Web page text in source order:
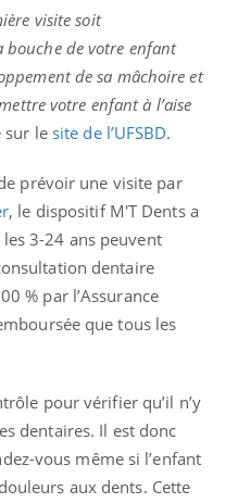
visite soit
bouche de votre enfant
de sa mâchoire et
votre enfant à l’aise
sur le site de l’UFSBD.
prévoir une visite par
, le dispositif M'T Dents a
3-24 ans peuvent
dentaire
% par l’Assurance
que tous les
pour vérifier qu’il n’y
dentaires. Il est donc
vous même si l’enfant
aux dents. Cette